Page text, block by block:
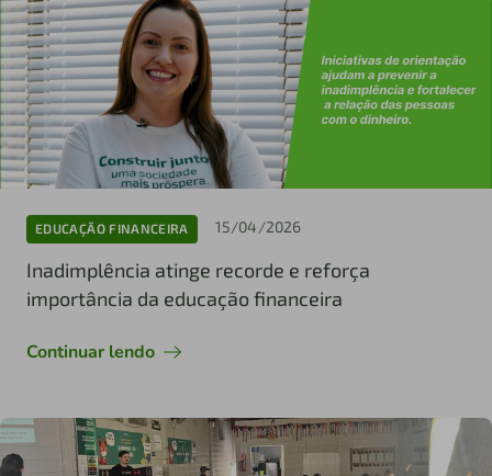
EDUCAÇÃO FINANCEIRA 15/04/2026
Inadimplência atinge recorde e reforça
importância da educação financeira
Continuar lendo